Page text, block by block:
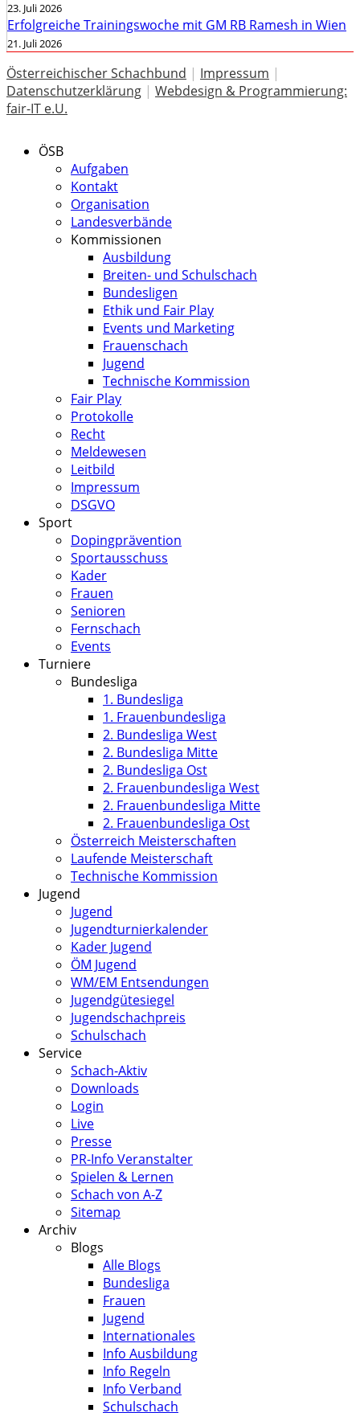
23. Juli 2026
Erfolgreiche Trainingswoche mit GM RB Ramesh in Wien
21. Juli 2026
Österreichischer Schachbund | Impressum |
Datenschutzerklärung | Webdesign & Programmierung:
fair-IT e.U.
ÖSB
Aufgaben
Kontakt
Organisation
Landesverbände
Kommissionen
Ausbildung
Breiten- und Schulschach
Bundesligen
Ethik und Fair Play
Events und Marketing
Frauenschach
Jugend
Technische Kommission
Fair Play
Protokolle
Recht
Meldewesen
Leitbild
Impressum
DSGVO
Sport
Dopingprävention
Sportausschuss
Kader
Frauen
Senioren
Fernschach
Events
Turniere
Bundesliga
1. Bundesliga
1. Frauenbundesliga
2. Bundesliga West
2. Bundesliga Mitte
2. Bundesliga Ost
2. Frauenbundesliga West
2. Frauenbundesliga Mitte
2. Frauenbundesliga Ost
Österreich Meisterschaften
Laufende Meisterschaft
Technische Kommission
Jugend
Jugend
Jugendturnierkalender
Kader Jugend
ÖM Jugend
WM/EM Entsendungen
Jugendgütesiegel
Jugendschachpreis
Schulschach
Service
Schach-Aktiv
Downloads
Login
Live
Presse
PR-Info Veranstalter
Spielen & Lernen
Schach von A-Z
Sitemap
Archiv
Blogs
Alle Blogs
Bundesliga
Frauen
Jugend
Internationales
Info Ausbildung
Info Regeln
Info Verband
Schulschach